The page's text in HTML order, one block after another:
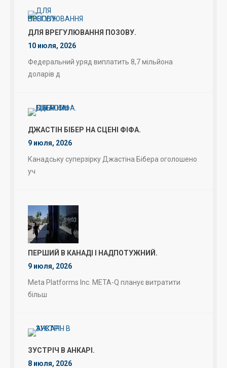
ДЛЯ ВРЕГУЛЮВАННЯ ПОЗОВУ.
10 июля, 2026
Федеральний уряд виплатить 8,7 мільйона
доларів д
ДЖАСТІН БІБЕР НА СЦЕНІ ФІФА.
9 июля, 2026
Канадську суперзірку Джастіна Бібера оголошено
уч
ПЕРШИЙ В КАНАДІ І НАДПОТУЖНИЙ.
9 июля, 2026
Meta Platforms Inc. META-Q планує витратити
більш
ЗУСТРІЧ В АНКАРІ.
8 июля, 2026